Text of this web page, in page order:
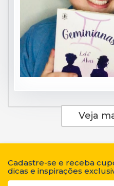
Veja
Cadastre-se e receba
dicas e inspirações